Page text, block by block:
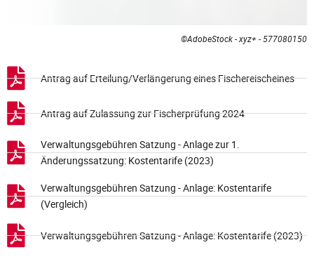
©AdobeStock - xyz+ - 577080150
Antrag auf Erteilung/Verlängerung eines Fischereischeines
Antrag auf Zulassung zur Fischerprüfung 2024
Verwaltungsgebühren Satzung - Anlage zur 1.
Änderungssatzung: Kostentarife (2023)
Verwaltungsgebühren Satzung - Anlage: Kostentarife
(Vergleich)
Verwaltungsgebühren Satzung - Anlage: Kostentarife (2023)